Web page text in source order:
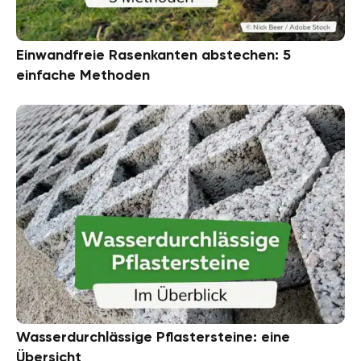
Einwandfreie Rasenkanten abstechen: 5
einfache Methoden
Wasserdurchlässige Pflastersteine: eine
Übersicht